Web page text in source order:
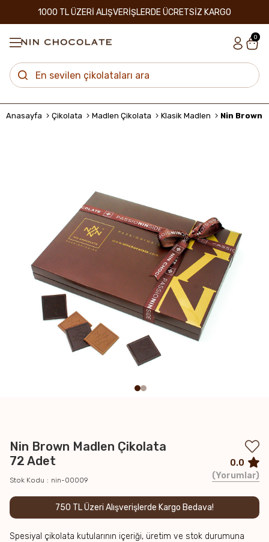
1000 TL ÜZERİ ALIŞVERİŞLERDE ÜCRETSİZ KARGO
0
Anasayfa Çikolata Madlen Çikolata Klasik Madlen Nin Brown
Nin Brown Madlen Çikolata
72 Adet
Stok Kodu nin-00009
750 TL Üzeri Alışverişlerde Kargo Bedava!
Spesiyal çikolata kutularının içeriği, üretim ve stok durumuna
0.0
Yorumlar